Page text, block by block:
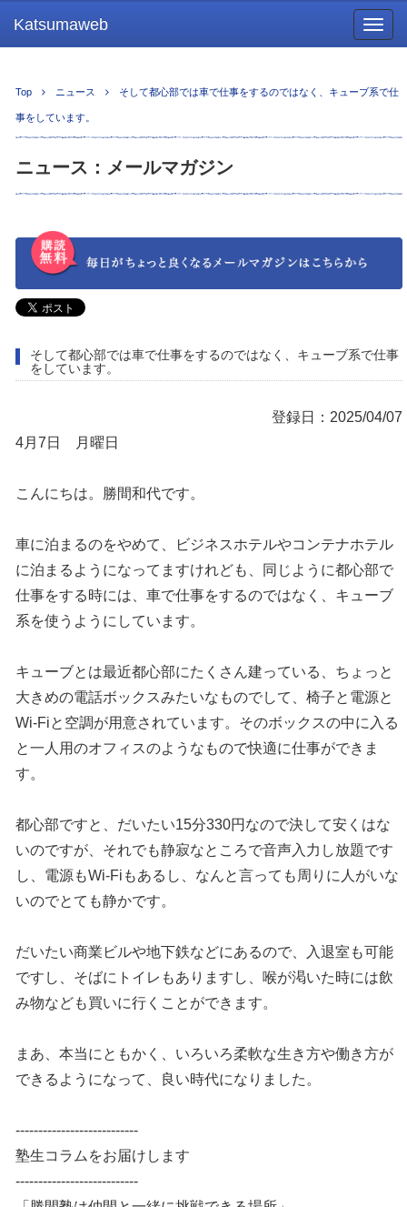
Katsumaweb
Top ニュース そして都心部では車で仕事をするのではなく、キューブ系で仕
事をしています。
ニュース：メールマガジン
そして都心部では車で仕事をするのではなく、キューブ系で仕事
をしています。
登録日：2025/04/07
4月7日 月曜日
こんにちは。勝間和代です。
車に泊まるのをやめて、ビジネスホテルやコンテナホテル
に泊まるようになってますけれども、同じように都心部で
仕事をする時には、車で仕事をするのではなく、キューブ
系を使うようにしています。
キューブとは最近都心部にたくさん建っている、ちょっと
大きめの電話ボックスみたいなものでして、椅子と電源と
Wi-Fiと空調が用意されています。そのボックスの中に入る
と一人用のオフィスのようなもので快適に仕事ができま
す。
都心部ですと、だいたい15分330円なので決して安くはな
いのですが、それでも静寂なところで音声入力し放題です
し、電源もWi-Fiもあるし、なんと言っても周りに人がいな
いのでとても静かです。
だいたい商業ビルや地下鉄などにあるので、入退室も可能
ですし、そばにトイレもありますし、喉が渇いた時には飲
み物なども買いに行くことができます。
まあ、本当にともかく、いろいろ柔軟な生き方や働き方が
できるようになって、良い時代になりました。
---------------------------
塾生コラムをお届けします
---------------------------